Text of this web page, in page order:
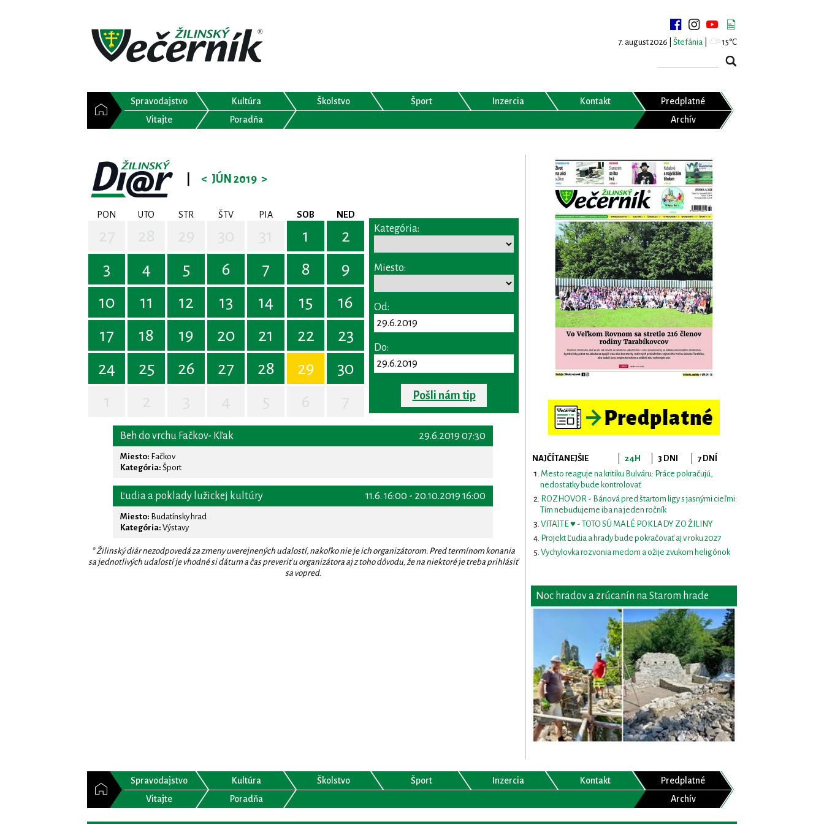
7. august 2026 | Štefánia 15°C
Spravodajstvo Kultúra Školstvo Šport Inzercia Kontakt
Predplatné
Vitajte
Poradňa Archív
< JÚN 2019 >
PON UTO STR ŠTV PIA SOB NED
1
2
3
4 5 6 7 8
9
10
11 12 13 14 15
16
17
18 19 20 21 22
23
24
25 26 27 28 29
30
Kategória:
Miesto:
Od:
Do:
Pošli nám tip
29.6.2019 07:30
Beh do vrchu Fačkov- Kľak
Miesto: Fačkov
Kategória: Šport
11.6. 16:00 - 20.10.2019 16:00
Ľudia a poklady lužickej kultúry
Miesto: Budatínsky hrad
Kategória: Výstavy
* Žilinský diár nezodpovedá za zmeny uverejnených udalostí, nakoľko nie je ich organizátorom. Pred termínom konania
sa jednotlivých udalostí je vhodné si dátum a čas preveriť u organizátora aj z toho dôvodu, že na niektoré je treba prihlásiť
sa vopred.
NAJČÍTANEJŠIE 24H 3 DNI
7 DNÍ
Mesto reaguje na kritiku Bulváru: Práce pokračujú,
nedostatky bude kontrolovať
ROZHOVOR - Bánová pred štartom ligy s jasnými cieľmi:
Tím nebudujeme iba na jeden ročník
VITAJTE ♥ - TOTO SÚ MALÉ POKLADY ZO ŽILINY
Projekt Ľudia a hrady bude pokračovať aj v roku 2027
Vychylovka rozvonia medom a ožije zvukom heligónok
Noc hradov a zrúcanín na Starom hrade
Spravodajstvo Kultúra Školstvo Šport Inzercia Kontakt
Predplatné
Vitajte
Poradňa Archív